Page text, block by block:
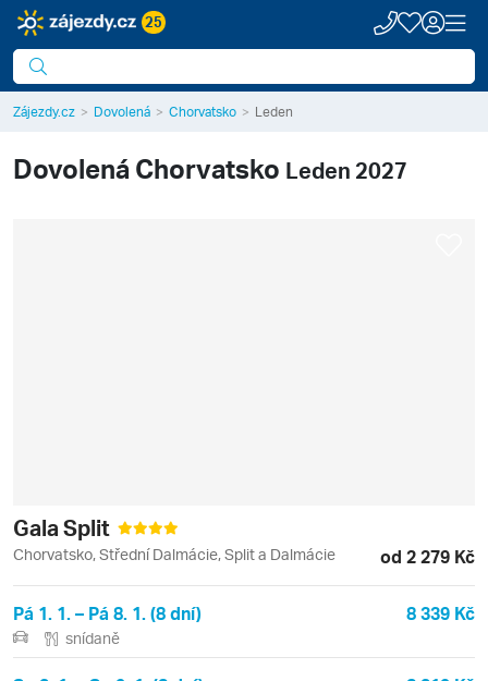
25
Zájezdy.cz Dovolená Chorvatsko Leden
Dovolená Chorvatsko Leden 2027
Gala Split
Chorvatsko, Střední Dalmácie, Split a Dalmácie od 2 279 Kč
Pá 1. 1. – Pá 8. 1. (8 dní) 8 339 Kč
snídaně